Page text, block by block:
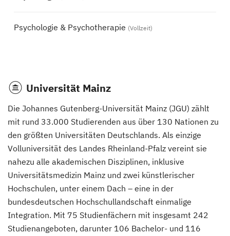
Psychologie & Psychotherapie (Vollzeit)
Universität Mainz
Die Johannes Gutenberg-Universität Mainz (JGU) zählt
mit rund 33.000 Studierenden aus über 130 Nationen zu
den größten Universitäten Deutschlands. Als einzige
Volluniversität des Landes Rheinland-Pfalz vereint sie
nahezu alle akademischen Disziplinen, inklusive
Universitätsmedizin Mainz und zwei künstlerischer
Hochschulen, unter einem Dach – eine in der
bundesdeutschen Hochschullandschaft einmalige
Integration. Mit 75 Studienfächern mit insgesamt 242
Studienangeboten, darunter 106 Bachelor- und 116